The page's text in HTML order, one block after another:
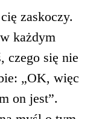
zaskoczy.
każdym
czego się nie
„OK, więc
on jest”.